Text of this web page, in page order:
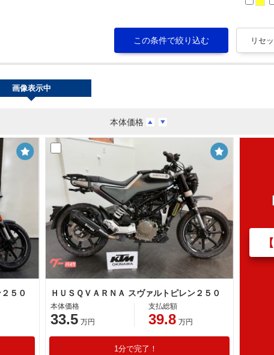
本体価格
画像表示中
５０ ＨＵＳＱＶＡＲＮＡ スヴァルトピレン２５０
本体価格
33.5 万円
支払総額
39.8 万円
1分で完了！